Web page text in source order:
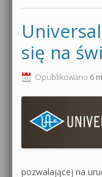
się na
Opublikowano 6
pozwalającej na